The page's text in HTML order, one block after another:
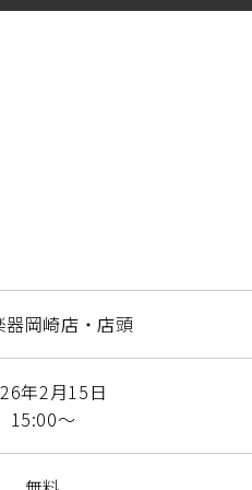
器岡崎店・店頭
年2月15日
15:00～